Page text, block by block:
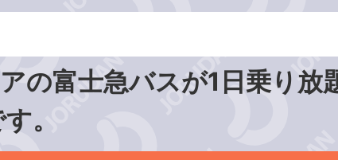
の富士急バスが1日乗り放
。